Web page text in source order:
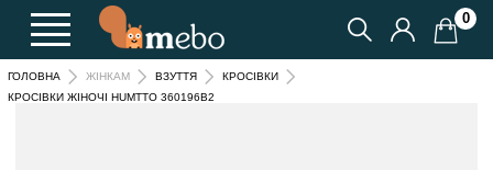
0
ГОЛОВНА ЖІНКАМ ВЗУТТЯ
КРОСІВКИ
КРОСІВКИ ЖІНОЧІ HUMTTO 360196B2